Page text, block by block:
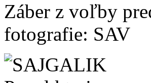
Záber z voľby
fotografie: SAV